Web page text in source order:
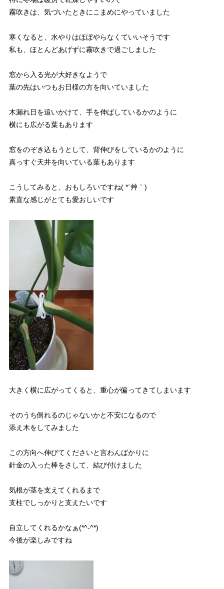
霧吹きは、気づいたときにこまめにやっていました
寒くなると、水やりはほぼやらなくていいそうです
私も、ほとんどあげずに霧吹きで過ごしました
窓から入る光が大好きなようで
葉の先はいつもお日様の方を向いていました
木漏れ日を追いかけて、手を伸ばしているかのように
横にも広がる葉もあります
窓をのぞき込もうとして、背伸びをしているかのように
真っすぐ天井を向いている葉もあります
こうしてみると、おもしろいですね( *´艸｀)
素直な感じがとても愛おしいです
大きく横に広がってくると、重心が偏ってきてしまいます
そのうち倒れるのじゃないかと不安になるので
添え木をしてみました
この方向へ伸びてくださいと言わんばかりに
針金の入った棒をさして、結び付けました
気根が茎を支えてくれるまで
支柱でしっかりと支えたいです
自立してくれるかなぁ(*^-^*)
今後が楽しみですね